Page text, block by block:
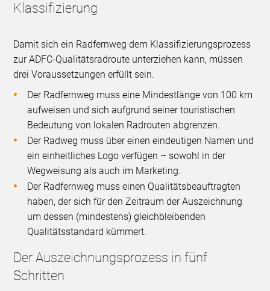
Klassifizierung
Damit sich ein Radfernweg dem Klassifizierungsprozess
zur ADFC-Qualitätsradroute unterziehen kann, müssen
drei Voraussetzungen erfüllt sein.
Der Radfernweg muss eine Mindestlänge von 100 km
aufweisen und sich aufgrund seiner touristischen
Bedeutung von lokalen Radrouten abgrenzen.
Der Radweg muss über einen eindeutigen Namen und
ein einheitliches Logo verfügen – sowohl in der
Wegweisung als auch im Marketing.
Der Radfernweg muss einen Qualitätsbeauftragten
haben, der sich für den Zeitraum der Auszeichnung
um dessen (mindestens) gleichbleibenden
Qualitätsstandard kümmert.
Der Auszeichnungsprozess in fünf
Schritten